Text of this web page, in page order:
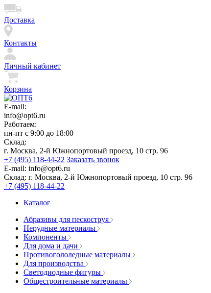
Доставка
Контакты
Личный кабинет
Корзина
E-mail:
info@opt6.ru
Работаем:
пн-пт с 9:00 до 18:00
Склад:
г. Москва, 2-й Южнопортовый проезд, 10 стр. 96
+7 (495) 118-44-22 Заказать звонок
E-mail: info@opt6.ru
Склад: г. Москва, 2-й Южнопортовый проезд, 10 стр. 96
+7 (495) 118-44-22
Каталог
Абразивы для пескоструя
Нерудные материалы
Компоненты
Для дома и дачи
Противогололедные материалы
Для производства
Светодиодные фигуры
Общестроительные материалы